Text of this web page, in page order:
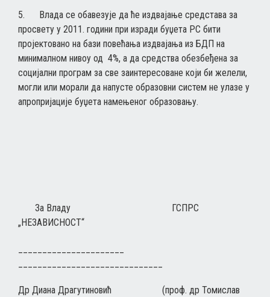
5. Влада се обавезује да ће издвајање средстава за
просвету у 2011. години при изради буџета РС бити
пројектовано на бази повећања издвајања из БДП на
минималном нивоу од 4%, а да средства обезбеђена за
социјални програм за све заинтересоване који би желели,
могли или морали да напусте образовни систем не улазе у
апропријације буџета намењеног образовању.
За Владу ГСПРС
„НЕЗАВИСНОСТ“
Др Диана Драгутиновић (проф. др Томислав